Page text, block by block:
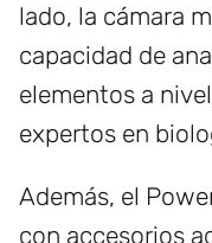
lado, la cámara
capacidad de
elementos a
expertos en
Además, el
con accesorios